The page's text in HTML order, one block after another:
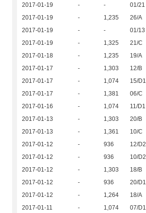
2017-01-19
- - 01/21
2017-01-19
- 1,235 26/A
2017-01-19
- - 01/13
2017-01-19
- 1,325 21/C
2017-01-18
- 1,235 19/A
2017-01-17
- 1,303 12/B
2017-01-17
- 1,074 15/D1
2017-01-17
- 1,381 06/C
2017-01-16
- 1,074 11/D1
2017-01-13
- 1,303 20/B
2017-01-13
- 1,361 10/C
2017-01-12
- 936 12/D2
2017-01-12
- 936 10/D2
2017-01-12
- 1,303 18/B
2017-01-12
- 936 20/D1
2017-01-12
- 1,264 18/A
2017-01-11
- 1,074 07/D1